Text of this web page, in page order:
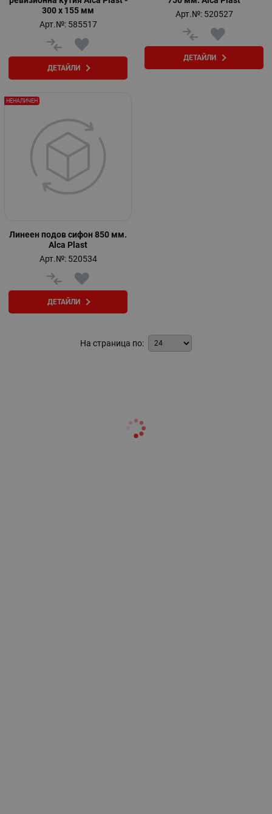
300 х 155 мм
Арт.№: 585517
ДЕТАЙЛИ
Арт.№: 520527
ДЕТАЙЛИ
Линеен подов сифон 850 мм.
Alca Plast
Арт.№: 520534
ДЕТАЙЛИ
НЕНАЛИЧЕН
На страница по: